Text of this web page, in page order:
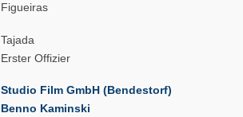
Figueiras
Tajada
Erster Offizier
Studio Film GmbH (Bendestorf)
Benno Kaminski